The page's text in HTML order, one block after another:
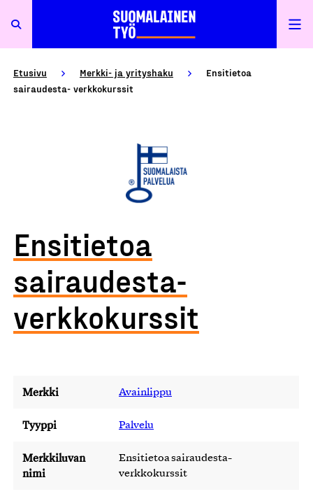
Etusivu Merkki- ja yrityshaku
Ensitietoa
sairaudesta- verkkokurssit
Ensitietoa
sairaudesta-
verkkokurssit
Merkki Avainlippu
Tyyppi Palvelu
Merkkiluvan
nimi
Ensitietoa sairaudesta-
verkkokurssit